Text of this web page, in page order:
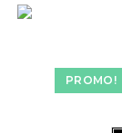
PROMO!